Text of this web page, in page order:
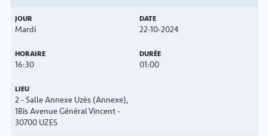
Mardi 22-10-2024
16:30 01:00
2 - Salle Annexe Uzès (Annexe),
1Bis Avenue Général Vincent -
30700 UZES